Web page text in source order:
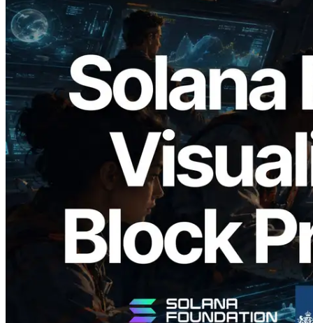
2026.05.24
Validators Solutions veröffentlicht Solana
Block Analyzer – Visualisierung der
Blockproduktionszeit pro Slot und der
zugewiesenen Validatoren